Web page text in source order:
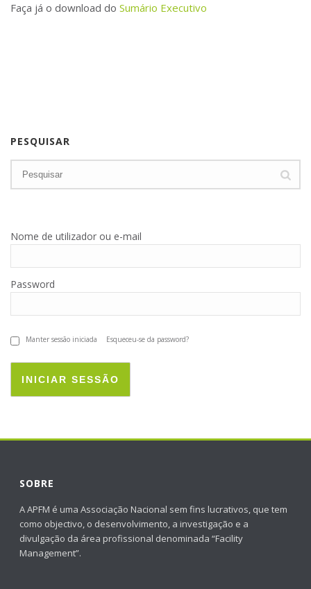
Faça já o download do Sumário Executivo
PESQUISAR
Nome de utilizador ou e-mail
Password
Manter sessão iniciada Esqueceu-se da password?
INICIAR SESSÃO
SOBRE
A APFM é uma Associação Nacional sem fins lucrativos, que tem
como objectivo, o desenvolvimento, a investigação e a
divulgação da área profissional denominada “Facility
Management”.